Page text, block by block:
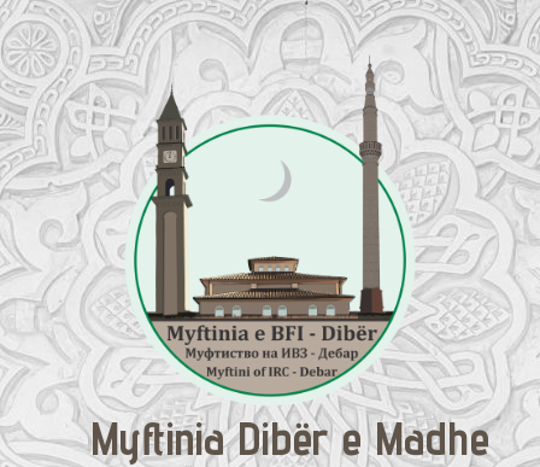
Skip
to
content
Myftinia Dibër e Madhe